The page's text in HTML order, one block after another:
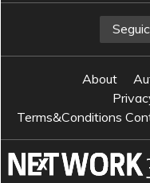
About
Terms&Conditions